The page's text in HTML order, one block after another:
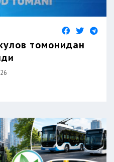
томонидан